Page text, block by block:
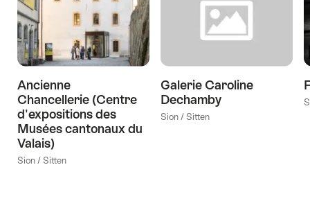
Ancienne
Chancellerie (Centre
d'expositions des
Musées cantonaux du
Valais)
Sion / Sitten
Galerie Caroline
Dechamby
Sion / Sitten